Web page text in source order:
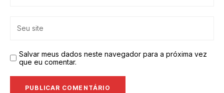
Salvar meus dados neste navegador para a próxima vez
que eu comentar.